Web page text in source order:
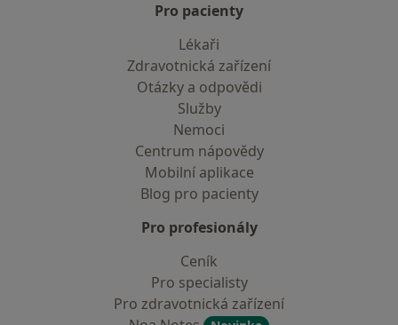
Pro pacienty
Lékaři
Zdravotnická zařízení
Otázky a odpovědi
Služby
Nemoci
Centrum nápovědy
Mobilní aplikace
Blog pro pacienty
Pro profesionály
Ceník
Pro specialisty
Pro zdravotnická zařízení